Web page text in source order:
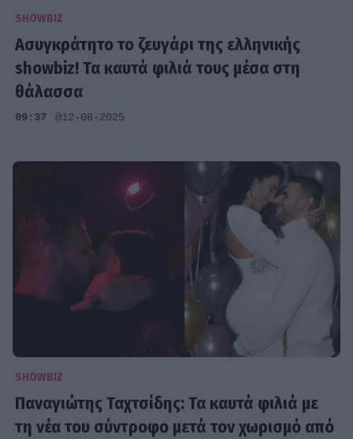
SHOWBIZ
Ασυγκράτητο το ζευγάρι της ελληνικής
showbiz! Τα καυτά φιλιά τους μέσα στη
θάλασσα
09:37 @12-08-2025
SHOWBIZ
Παναγιώτης Ταχτσίδης: Τα καυτά φιλιά με
τη νέα του σύντροφο μετά τον χωρισμό από